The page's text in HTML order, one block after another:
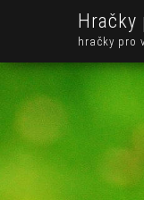
Hračky
hračky pro